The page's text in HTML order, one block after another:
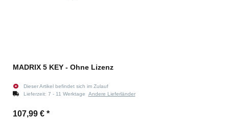
MADRIX 5 KEY - Ohne Lizenz
Dieser Artikel befindet sich im Zulauf
Lieferzeit: 7 - 11 Werktage Andere Lieferländer
107,99 € *